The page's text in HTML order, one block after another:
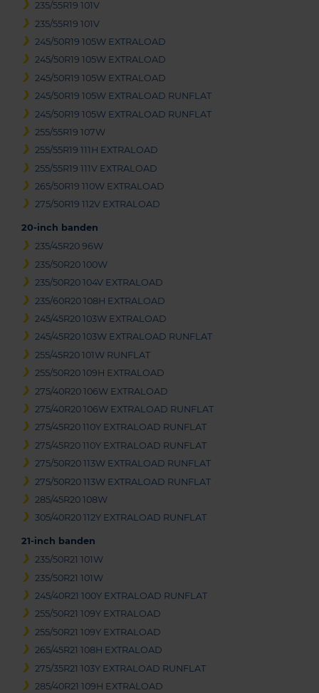
235/55R19 101V
235/55R19 101V
245/50R19 105W EXTRALOAD
245/50R19 105W EXTRALOAD
245/50R19 105W EXTRALOAD
245/50R19 105W EXTRALOAD RUNFLAT
245/50R19 105W EXTRALOAD RUNFLAT
255/55R19 107W
255/55R19 111H EXTRALOAD
255/55R19 111V EXTRALOAD
265/50R19 110W EXTRALOAD
275/50R19 112V EXTRALOAD
20-inch banden
235/45R20 96W
235/50R20 100W
235/50R20 104V EXTRALOAD
235/60R20 108H EXTRALOAD
245/45R20 103W EXTRALOAD
245/45R20 103W EXTRALOAD RUNFLAT
255/45R20 101W RUNFLAT
255/50R20 109H EXTRALOAD
275/40R20 106W EXTRALOAD
275/40R20 106W EXTRALOAD RUNFLAT
275/45R20 110Y EXTRALOAD RUNFLAT
275/45R20 110Y EXTRALOAD RUNFLAT
275/50R20 113W EXTRALOAD RUNFLAT
275/50R20 113W EXTRALOAD RUNFLAT
285/45R20 108W
305/40R20 112Y EXTRALOAD RUNFLAT
21-inch banden
235/50R21 101W
235/50R21 101W
245/40R21 100Y EXTRALOAD RUNFLAT
255/50R21 109Y EXTRALOAD
255/50R21 109Y EXTRALOAD
265/45R21 108H EXTRALOAD
275/35R21 103Y EXTRALOAD RUNFLAT
285/40R21 109H EXTRALOAD